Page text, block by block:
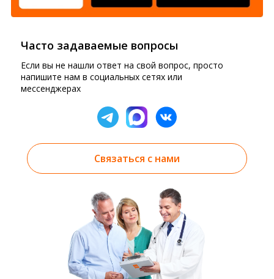
Часто задаваемые вопросы
Если вы не нашли ответ на свой вопрос, просто
напишите нам в социальных сетях или
мессенджерах
Связаться с нами